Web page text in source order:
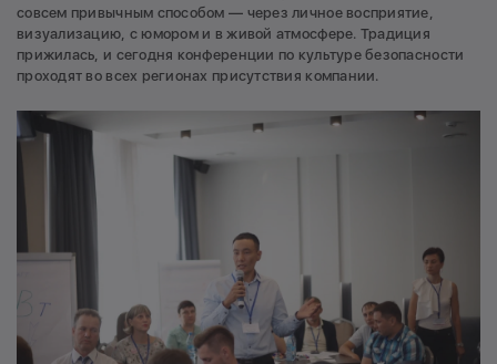
совсем привычным способом — через личное восприятие,
визуализацию, с юмором и в живой атмосфере. Традиция
прижилась, и сегодня конференции по культуре безопасности
проходят во всех регионах присутствия компании.